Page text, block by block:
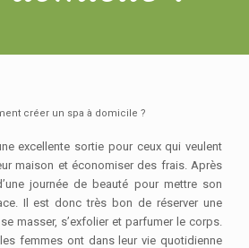
créer un spa à domicile ?
excellente sortie pour ceux qui veulent
maison et économiser des frais. Après
journée de beauté pour mettre son
Il est donc très bon de réserver une
masser, s’exfolier et parfumer le corps.
femmes ont dans leur vie quotidienne